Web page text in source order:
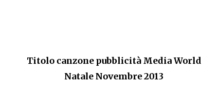
Titolo canzone pubblicità Media World
Natale Novembre 2013